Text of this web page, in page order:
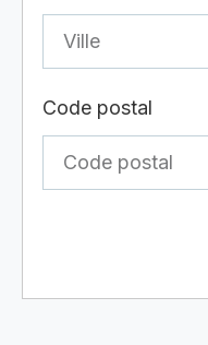
Code postal